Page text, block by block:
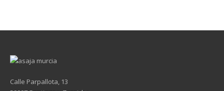
Calle Parpallota, 13